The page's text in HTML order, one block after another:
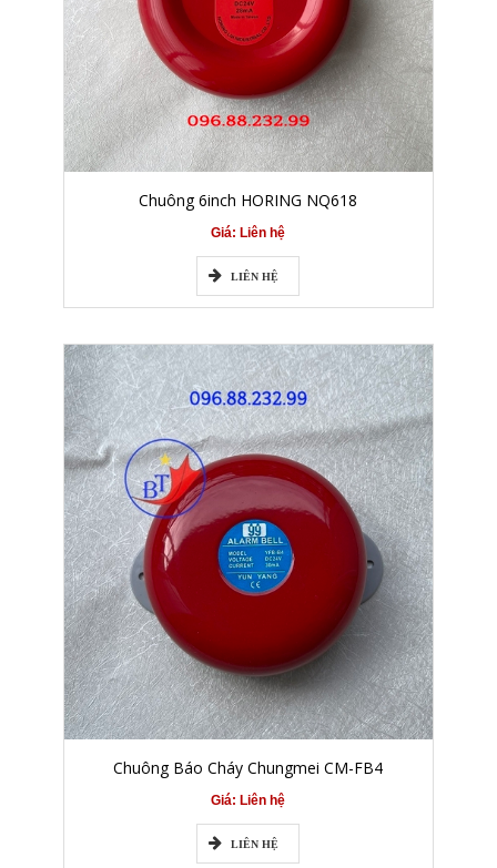
Chuông 6inch HORING NQ618
Giá: Liên hệ
LIÊN HỆ
Chuông Báo Cháy Chungmei CM-FB4
Giá: Liên hệ
LIÊN HỆ